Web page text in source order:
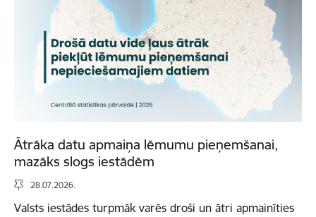
Ātrāka datu apmaiņa lēmumu pieņemšanai,
mazāks slogs iestādēm
28.07.2026.
Valsts iestādes turpmāk varēs droši un ātri apmainīties